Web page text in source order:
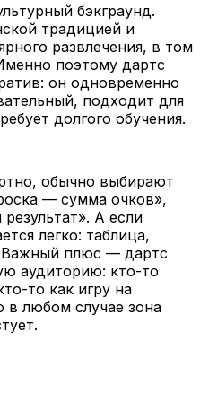
бэкграунд.
традицией и
развлечения, в том
поэтому дартс
он одновременно
подходит для
долгого обучения.
обычно выбирают
— сумма очков»,
А если
легко: таблица,
Важный плюс — дартс
аудиторию: кто-то
то как игру на
в любом случае зона